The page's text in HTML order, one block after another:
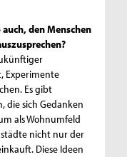
den Menschen
Experimente
Es gibt
die sich Gedanken
als Wohnumfeld
nicht nur der
Diese Ideen